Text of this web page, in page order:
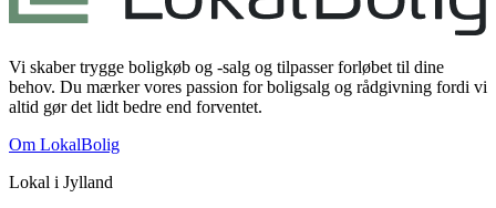
Vi skaber trygge boligkøb og -salg og tilpasser forløbet til dine
behov. Du mærker vores passion for boligsalg og rådgivning fordi vi
altid gør det lidt bedre end forventet.
Om LokalBolig
Lokal i Jylland